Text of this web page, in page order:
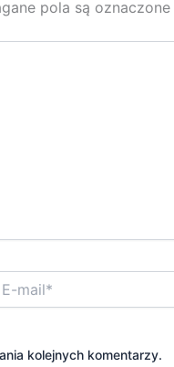
pola są oznaczone
kolejnych komentarzy.